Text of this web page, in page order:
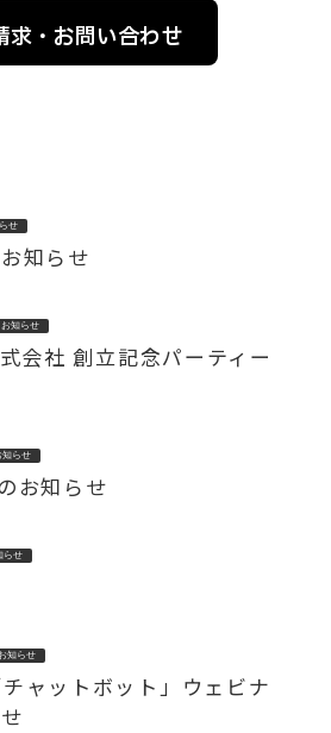
求・お問い合わせ
せ
知らせ
お知らせ
社 創立記念パーティー
知らせ
お知らせ
らせ
お知らせ
ャットボット」ウェビナ